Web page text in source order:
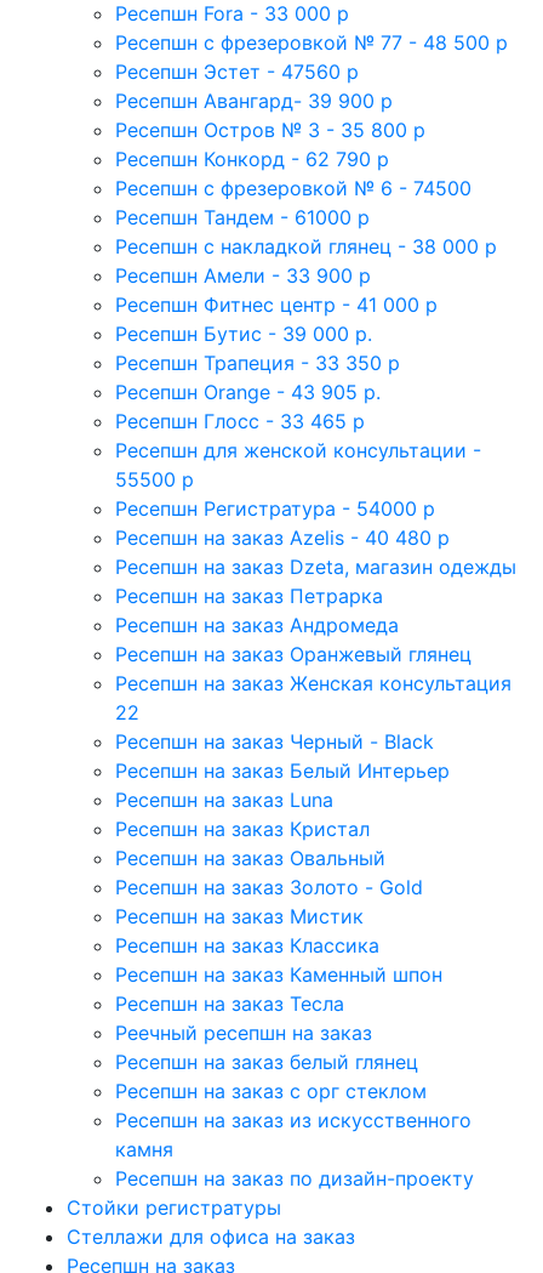
Ресепшн Fora - 33 000 р
Ресепшн с фрезеровкой № 77 - 48 500 р
Ресепшн Эстет - 47560 р
Ресепшн Авангард- 39 900 р
Ресепшн Остров № 3 - 35 800 р
Ресепшн Конкорд - 62 790 р
Ресепшн с фрезеровкой № 6 - 74500
Ресепшн Тандем - 61000 р
Ресепшн с накладкой глянец - 38 000 р
Ресепшн Амели - 33 900 р
Ресепшн Фитнес центр - 41 000 р
Ресепшн Бутис - 39 000 р.
Ресепшн Трапеция - 33 350 р
Ресепшн Orange - 43 905 р.
Ресепшн Глосс - 33 465 р
Ресепшн для женской консультации -
55500 р
Ресепшн Регистратура - 54000 р
Ресепшн на заказ Azelis - 40 480 р
Ресепшн на заказ Dzeta, магазин одежды
Ресепшн на заказ Петрарка
Ресепшн на заказ Андромеда
Ресепшн на заказ Оранжевый глянец
Ресепшн на заказ Женская консультация
22
Ресепшн на заказ Черный - Black
Ресепшн на заказ Белый Интерьер
Ресепшн на заказ Luna
Ресепшн на заказ Кристал
Ресепшн на заказ Овальный
Ресепшн на заказ Золото - Gold
Ресепшн на заказ Мистик
Ресепшн на заказ Классика
Ресепшн на заказ Каменный шпон
Ресепшн на заказ Тесла
Реечный ресепшн на заказ
Ресепшн на заказ белый глянец
Ресепшн на заказ с орг стеклом
Ресепшн на заказ из искусственного
камня
Ресепшн на заказ по дизайн-проекту
Стойки регистратуры
Стеллажи для офиса на заказ
Ресепшн на заказ